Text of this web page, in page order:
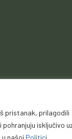
pristanak, prilagodili
isključivo
našoj Politici